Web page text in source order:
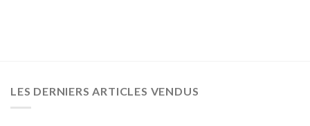
LES DERNIERS ARTICLES VENDUS